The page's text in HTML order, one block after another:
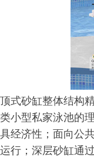
顶式砂缸整体结构
类小型私家泳池的
具经济性；面向公
运行；深层砂缸通